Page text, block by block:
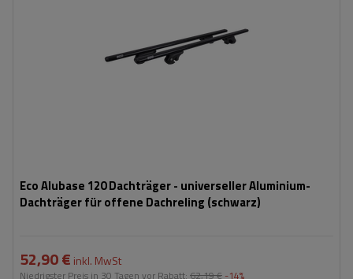
Eco Alubase 120 Dachträger - universeller Aluminium-
Dachträger für offene Dachreling (schwarz)
52,90 € inkl. MwSt
Niedrigster Preis in 30 Tagen vor Rabatt: 62,19 € -14%